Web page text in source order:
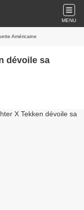
MENU
Américaine
dévoile sa